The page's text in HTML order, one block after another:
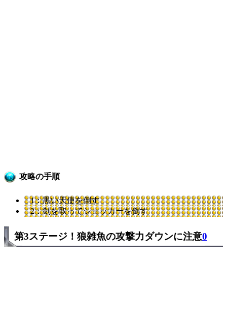
攻略の手順
1：黒い天使を倒す
2：剣を取ってショッカーを倒す
第3ステージ！狼雑魚の攻撃力ダウンに注意0